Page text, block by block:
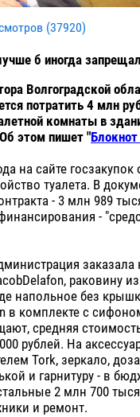
(37920)
б иногда
Волгоградской
потратить 4 млн
комнаты в
этом пишет "
на сайте
туалета. В
- 3 млн 989
-
заказала
раковину
напольное без
в комплекте с
средняя
рублей. На
Tork, зеркало,
и гарнитуру - в
2 млн 700
и ремонт.